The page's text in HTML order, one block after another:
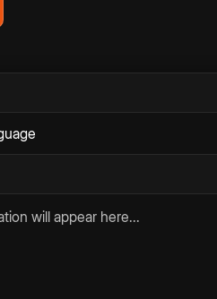
will appear here...